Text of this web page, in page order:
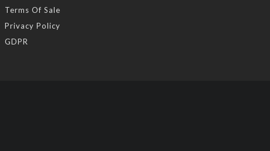
Terms Of Sale
Privacy Policy
GDPR